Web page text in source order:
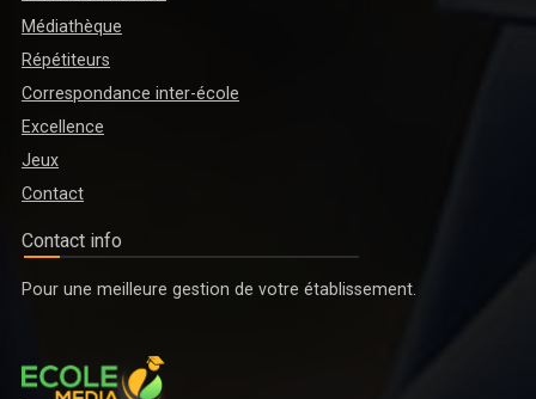
ENSEIGNEMENT TECHNIQUE, FORMATION PROFESSIONNELLE ET
Médiathèque
Répétiteurs
Correspondance inter-école
Excellence
Jeux
Contact
Contact info
Pour une meilleure gestion de votre établissement.